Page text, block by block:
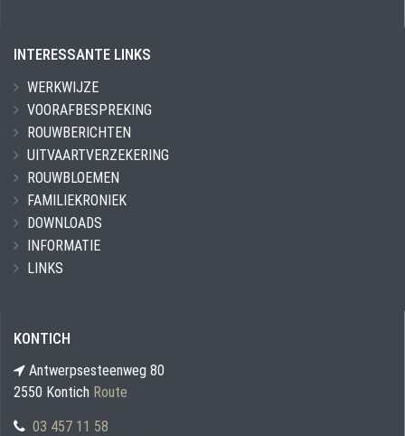
INTERESSANTE LINKS
WERKWIJZE
VOORAFBESPREKING
ROUWBERICHTEN
UITVAARTVERZEKERING
ROUWBLOEMEN
FAMILIEKRONIEK
DOWNLOADS
INFORMATIE
LINKS
KONTICH
Antwerpsesteenweg 80
2550 Kontich Route
03 457 11 58